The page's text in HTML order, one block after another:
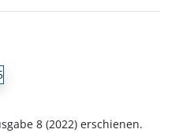
8 (2022) erschienen.